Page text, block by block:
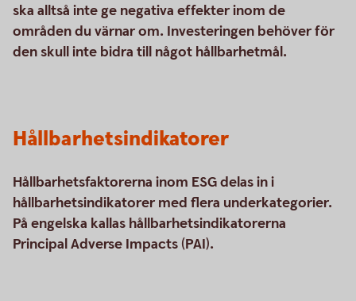
ska alltså inte ge negativa effekter inom de
områden du värnar om. Investeringen behöver för
den skull inte bidra till något hållbarhetmål.
Hållbarhetsindikatorer
Hållbarhetsfaktorerna inom ESG delas in i
hållbarhetsindikatorer med flera underkategorier.
På engelska kallas hållbarhetsindikatorerna
Principal Adverse Impacts (PAI).